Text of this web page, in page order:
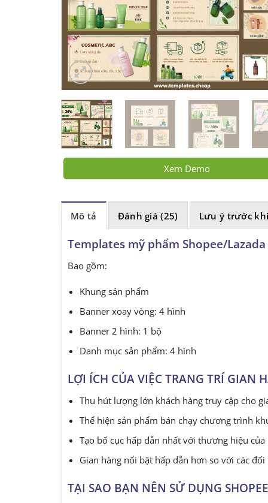
Xem Demo
Mô tả Đánh giá (25) Lưu ý trước
Templates mỹ phẩm Shopee/
Bao gồm:
Khung sản phẩm
Banner xoay vòng: 4 hình
Banner 2 hình: 1 bộ
Danh mục sản phẩm: 4 hình
LỢI ÍCH CỦA VIỆC TRANG TRÍ GIAN
Thu hút lượng lớn khách hàng truy cập cho
Thể hiện sản phẩm bán chạy chương trình
Tạo bố cục hấp dẫn nhất với thương hiệu của
Gian hàng nổi bật hấp dẫn hơn so với các
TẠI SAO BẠN NÊN SỬ DỤNG